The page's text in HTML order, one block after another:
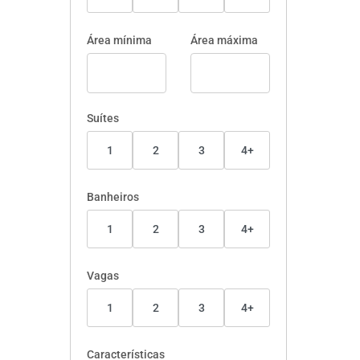
Área mínima Área máxima
Suítes
1 2 3 4+
Banheiros
1 2 3 4+
Vagas
1 2 3 4+
Características